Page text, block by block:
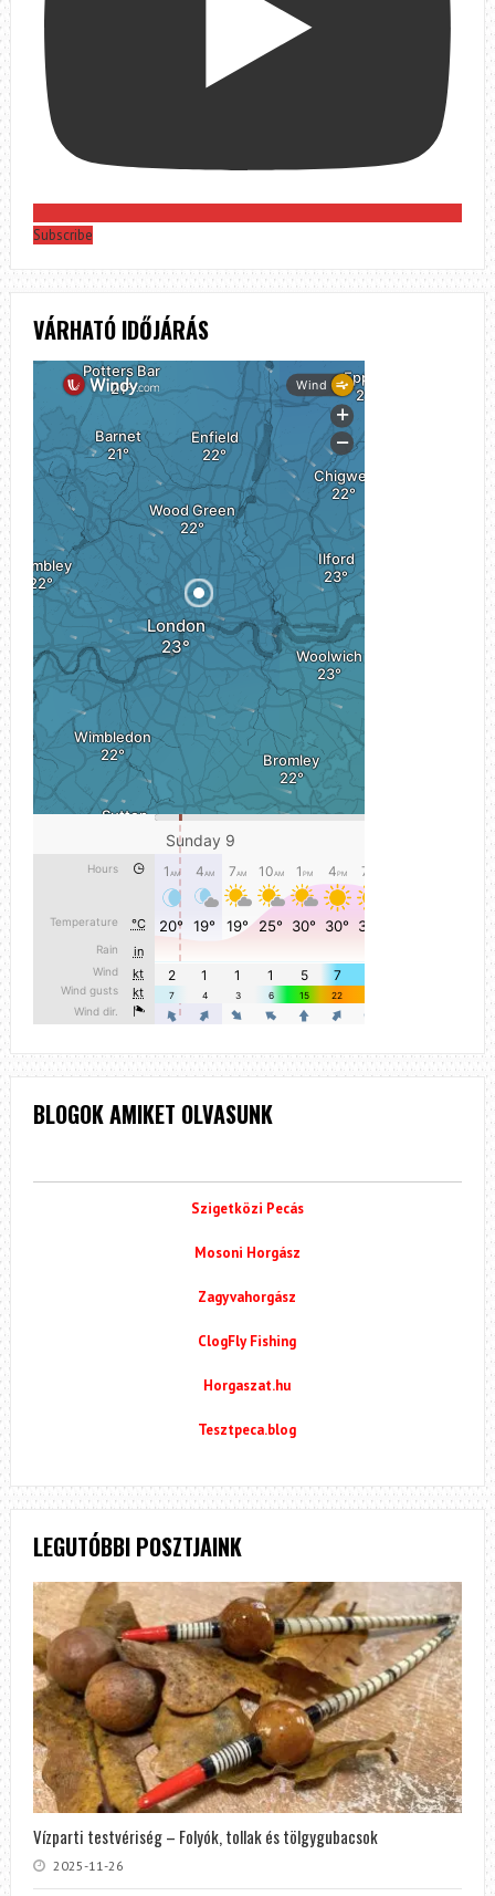
Subscribe
VÁRHATÓ IDŐJÁRÁS
BLOGOK AMIKET OLVASUNK
Szigetközi Pecás
Mosoni Horgász
Zagyvahorgász
ClogFly Fishing
Horgaszat.hu
Tesztpeca.blog
LEGUTÓBBI POSZTJAINK
Vízparti testvériség – Folyók, tollak és tölgygubacsok
2025-11-26